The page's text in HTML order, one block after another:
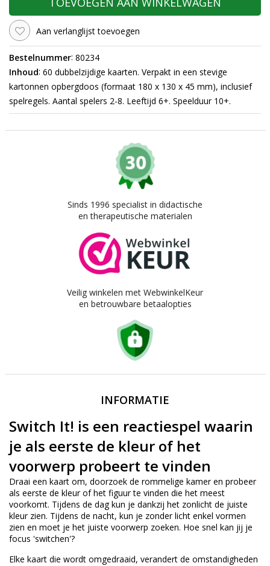
Aan verlanglijst toevoegen
Bestelnummer: 80234
Inhoud: 60 dubbelzijdige kaarten. Verpakt in een stevige
kartonnen opbergdoos (formaat 180 x 130 x 45 mm), inclusief
spelregels. Aantal spelers 2-8. Leeftijd 6+. Speelduur 10+.
Sinds 1996 specialist in didactische
en therapeutische materialen
Veilig winkelen met WebwinkelKeur
en betrouwbare betaalopties
INFORMATIE
Switch It! is een reactiespel waarin
je als eerste de kleur of het
voorwerp probeert te vinden
Draai een kaart om, doorzoek de rommelige kamer en probeer
als eerste de kleur of het figuur te vinden die het meest
voorkomt. Tijdens de dag kun je dankzij het zonlicht de juiste
kleur zien. Tijdens de nacht, kun je zonder licht enkel vormen
zien en moet je het juiste voorwerp zoeken. Hoe snel kan jij je
focus 'switchen'?
Elke kaart die wordt omgedraaid, verandert de omstandigheden